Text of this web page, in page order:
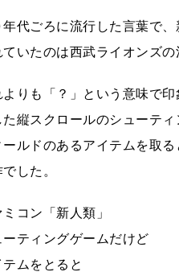
年代ごろに流行した言葉で
ていたのは西武ライオンズ
よりも「？」という意味で
た縦スクロールのシューテ
ールドのあるアイテムを取
した。
コン「新人類」
ーティングゲームだけど
テムをとると